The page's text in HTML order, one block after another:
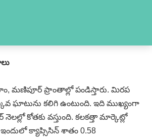
మణిపూర్‌ ప్రాంతాల్లో పండిస్తారు. మిరప
ఘాటును కలిగి ఉంటుంది. ఇది ముఖ్యంగా
నెలల్లో కోతకు వస్తుంది. కలకత్తా మార్కెట్లో
క్యాప్సిసిన్‌ శాతం 0.58